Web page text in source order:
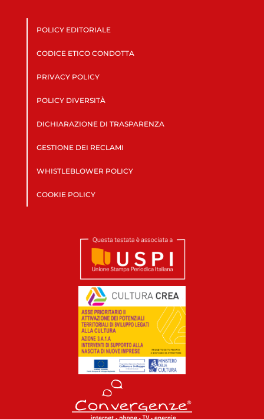
POLICY EDITORIALE
CODICE ETICO CONDOTTA
PRIVACY POLICY
POLICY DIVERSITÀ
DICHIARAZIONE DI TRASPARENZA
GESTIONE DEI RECLAMI
WHISTLEBLOWER POLICY
COOKIE POLICY